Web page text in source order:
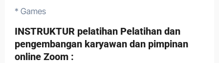
* Games
INSTRUKTUR pelatihan Pelatihan dan
pengembangan karyawan dan pimpinan
online Zoom :